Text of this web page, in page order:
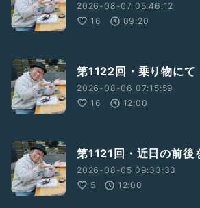
2026-08-07 05:46:12
16
09:20
第1122回・乗り物にて
2026-08-06 07:15:59
16
12:00
第1121回・近日の前後
2026-08-05 09:33:33
5
12:00